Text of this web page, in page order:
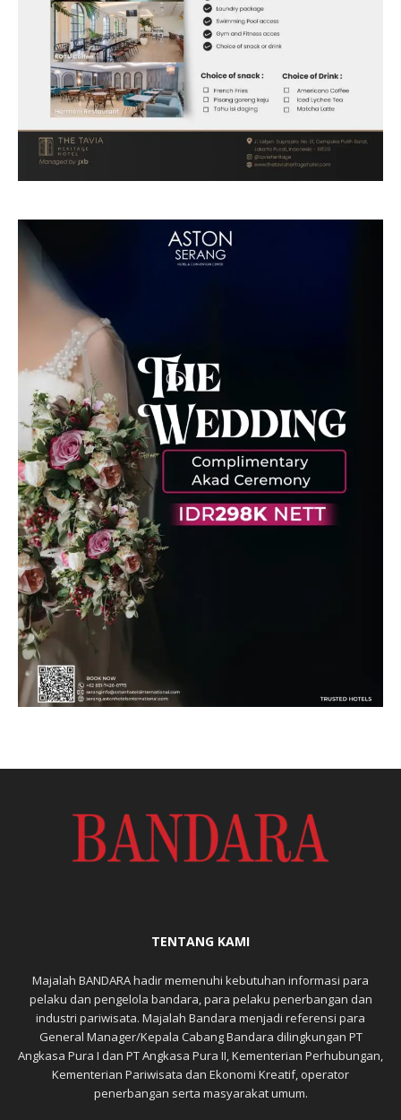
TENTANG KAMI
Majalah BANDARA hadir memenuhi kebutuhan informasi para
pelaku dan pengelola bandara, para pelaku penerbangan dan
industri pariwisata. Majalah Bandara menjadi referensi para
General Manager/Kepala Cabang Bandara dilingkungan PT
Angkasa Pura I dan PT Angkasa Pura II, Kementerian Perhubungan,
Kementerian Pariwisata dan Ekonomi Kreatif, operator
penerbangan serta masyarakat umum.